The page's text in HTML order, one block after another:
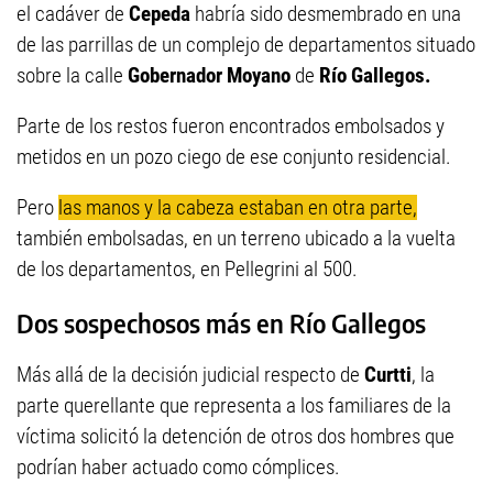
el cadáver de Cepeda habría sido desmembrado en una
de las parrillas de un complejo de departamentos situado
sobre la calle Gobernador Moyano de Río Gallegos.
Parte de los restos fueron encontrados embolsados y
metidos en un pozo ciego de ese conjunto residencial.
Pero las manos y la cabeza estaban en otra parte,
también embolsadas, en un terreno ubicado a la vuelta
de los departamentos, en Pellegrini al 500.
Dos sospechosos más en Río Gallegos
Más allá de la decisión judicial respecto de Curtti, la
parte querellante que representa a los familiares de la
víctima solicitó la detención de otros dos hombres que
podrían haber actuado como cómplices.